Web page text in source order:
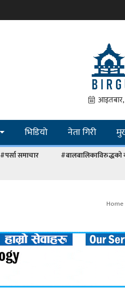
भिडियो नेता गिरी
#पर्सा समाचार
Home